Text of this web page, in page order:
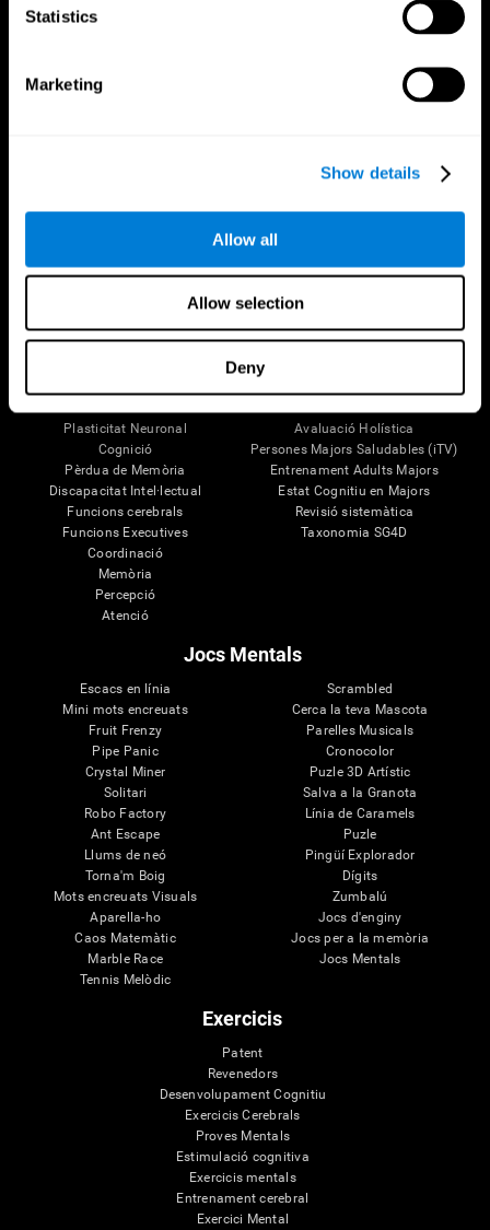
Statistics
Marketing
Show details
Allow all
Allow selection
Deny
Ment i Cervell
Plasticitat Neuronal
Cognició
Pèrdua de Memòria
Discapacitat Intel·lectual
Funcions cerebrals
Funcions Executives
Coordinació
Memòria
Percepció
Atenció
Validació de Terapèutica Digital
Avaluació Holística
Persones Majors Saludables (iTV)
Entrenament Adults Majors
Estat Cognitiu en Majors
Revisió sistemàtica
Taxonomia SG4D
Jocs Mentals
Escacs en línia
Mini mots encreuats
Fruit Frenzy
Pipe Panic
Crystal Miner
Solitari
Robo Factory
Ant Escape
Llums de neó
Torna'm Boig
Mots encreuats Visuals
Aparella-ho
Caos Matemàtic
Marble Race
Tennis Melòdic
Scrambled
Cerca la teva Mascota
Parelles Musicals
Cronocolor
Puzle 3D Artístic
Salva a la Granota
Línia de Caramels
Puzle
Pingüí Explorador
Dígits
Zumbalú
Jocs d'enginy
Jocs per a la memòria
Jocs Mentals
Exercicis
Patent
Revenedors
Desenvolupament Cognitiu
Exercicis Cerebrals
Proves Mentals
Estimulació cognitiva
Exercicis mentals
Entrenament cerebral
Exercici Mental